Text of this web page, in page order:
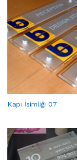
Kapı İsimliği 07